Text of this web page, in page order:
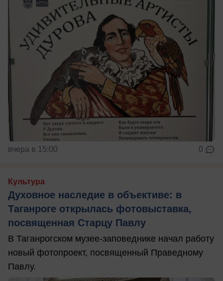
вчера в 15:00 0
Культура
Духовное наследие в объективе: в
Таганроге открылась фотовыставка,
посвященная Старцу Павлу
В Таганрогском музее-заповеднике начал работу
новый фотопроект, посвященный Праведному
Павлу.